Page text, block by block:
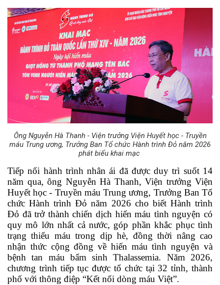
Ông Nguyễn Hà Thanh - Viện trưởng Viện Huyết học - Truyền
máu Trung ương, Trưởng Ban Tổ chức Hành trình Đỏ năm 2026
phát biểu khai mạc
Tiếp nối hành trình nhân ái đã được duy trì suốt 14
năm qua, ông Nguyễn Hà Thanh, Viện trưởng Viện
Huyết học - Truyền máu Trung ương, Trưởng Ban Tổ
chức Hành trình Đỏ năm 2026 cho biết Hành trình
Đỏ đã trở thành chiến dịch hiến máu tình nguyện có
quy mô lớn nhất cả nước, góp phần khắc phục tình
trạng thiếu máu trong dịp hè, đồng thời nâng cao
nhận thức cộng đồng về hiến máu tình nguyện và
bệnh tan máu bẩm sinh Thalassemia. Năm 2026,
chương trình tiếp tục được tổ chức tại 32 tỉnh, thành
phố với thông điệp “Kết nối dòng máu Việt”.